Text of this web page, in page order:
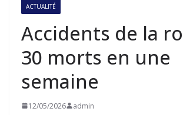
ACTUALITÉ
Accidents de la
30 morts en une
semaine
12/05/2026 admin